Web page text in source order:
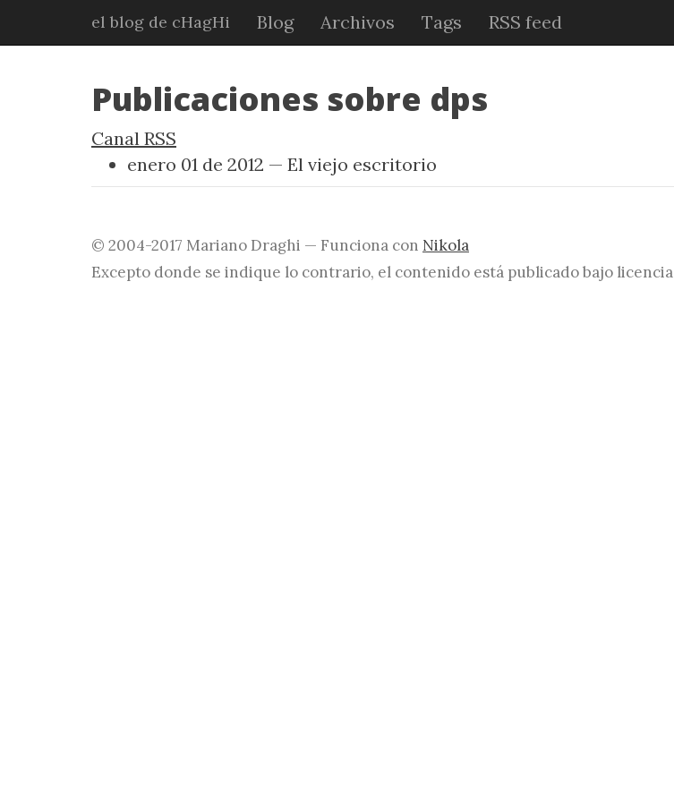
el blog de cHagHi Blog Archivos Tags RSS feed
Publicaciones sobre dps
Canal RSS
enero 01 de 2012
El viejo escritorio
© 2004-2017 Mariano Draghi — Funciona con Nikola
Excepto donde se indique lo contrario, el contenido está publicado bajo licencia